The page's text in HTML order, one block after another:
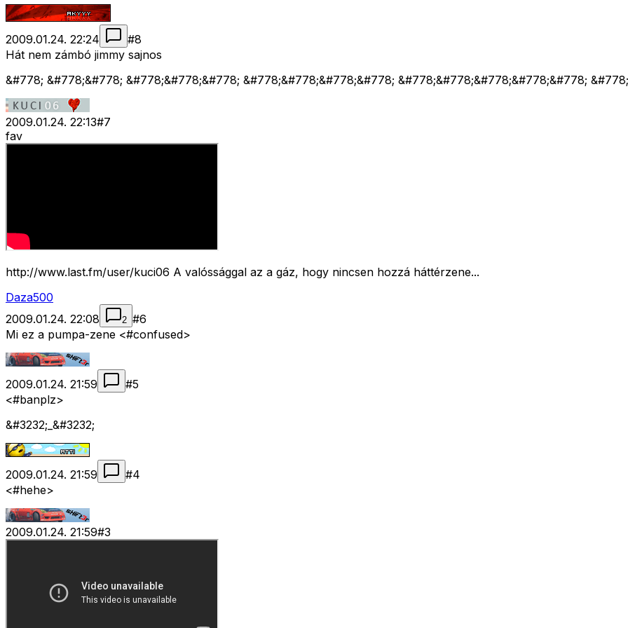
2009.01.24. 22:24 #8
Hát nem zámbó jimmy sajnos
&#778; &#778;&#778; &#778;&#778;&#778; &#778;&#778;&#778;&#778; &#778;&#778;&#778;&#778;&#778;
2009.01.24. 22:13#7
fav
http://www.last.fm/user/kuci06 A valóssággal az a gáz, hogy nincsen hozzá háttérzene...
Daza500
2009.01.24. 22:08
2 #6
Mi ez a pumpa-zene <#confused>
2009.01.24. 21:59 #5
<#banplz>
&#3232;_&#3232;
2009.01.24. 21:59 #4
<#hehe>
2009.01.24. 21:59#3